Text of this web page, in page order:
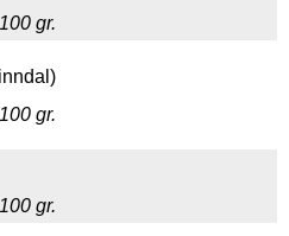
gr.
gr.
gr.